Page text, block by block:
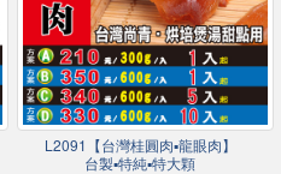
L2091【台灣桂圓肉▪龍眼肉】
台製▪特純▪特大顆